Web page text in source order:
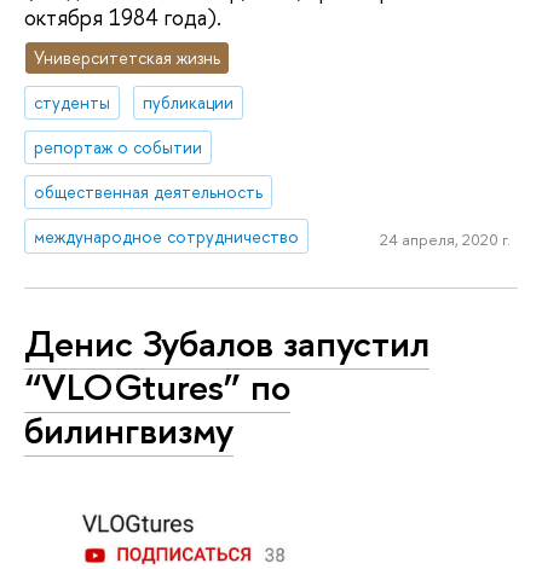
октября 1984 года).
Университетская жизнь
студенты
публикации
репортаж о событии
общественная деятельность
международное сотрудничество
24 апреля, 2020 г.
Денис Зубалов запустил
“VLOGtures” по
билингвизму